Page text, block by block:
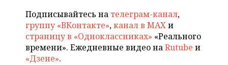
Подписывайтесь на телеграм-канал,
группу «ВКонтакте»,канал в MAXи
страницу в «Одноклассниках» «Реального
времени». Ежедневные видео наRutube и
«Дзене».